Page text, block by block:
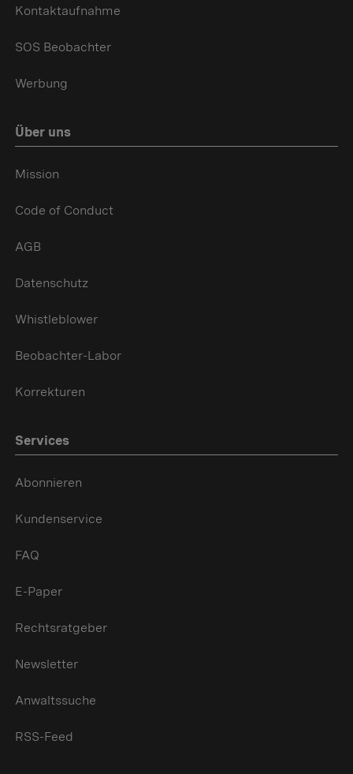
Kontaktaufnahme
SOS Beobachter
Werbung
Über uns
Mission
Code of Conduct
AGB
Datenschutz
Whistleblower
Beobachter-Labor
Korrekturen
Services
Abonnieren
Kundenservice
FAQ
E-Paper
Rechtsratgeber
Newsletter
Anwaltssuche
RSS-Feed